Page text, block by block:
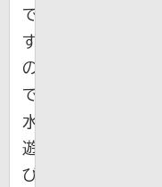
で
す
の
で
水
遊
び